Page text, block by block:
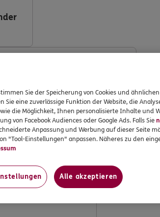
Krankenversicherung AG)
Festzuschuss
Sie der Speicherung von Cookies und
eine zuverlässige Funktion der Website, die
die Möglichkeit, Ihnen personalisierte Inhalte und
von Facebook Audiences oder Google Ads. Falls Sie
Anpassung und Werbung auf dieser Seite
"Tool-Einstellungen" anpassen. Näheres zu den
Alle akzeptieren